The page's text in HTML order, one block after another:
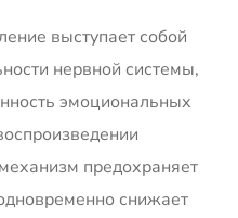
выступает собой
нервной системы,
эмоциональных
предохраняет
снижает